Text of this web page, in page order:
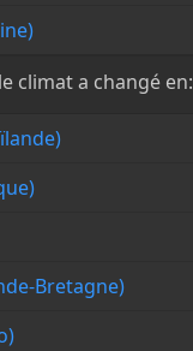
climat a changé en:
Bretagne)